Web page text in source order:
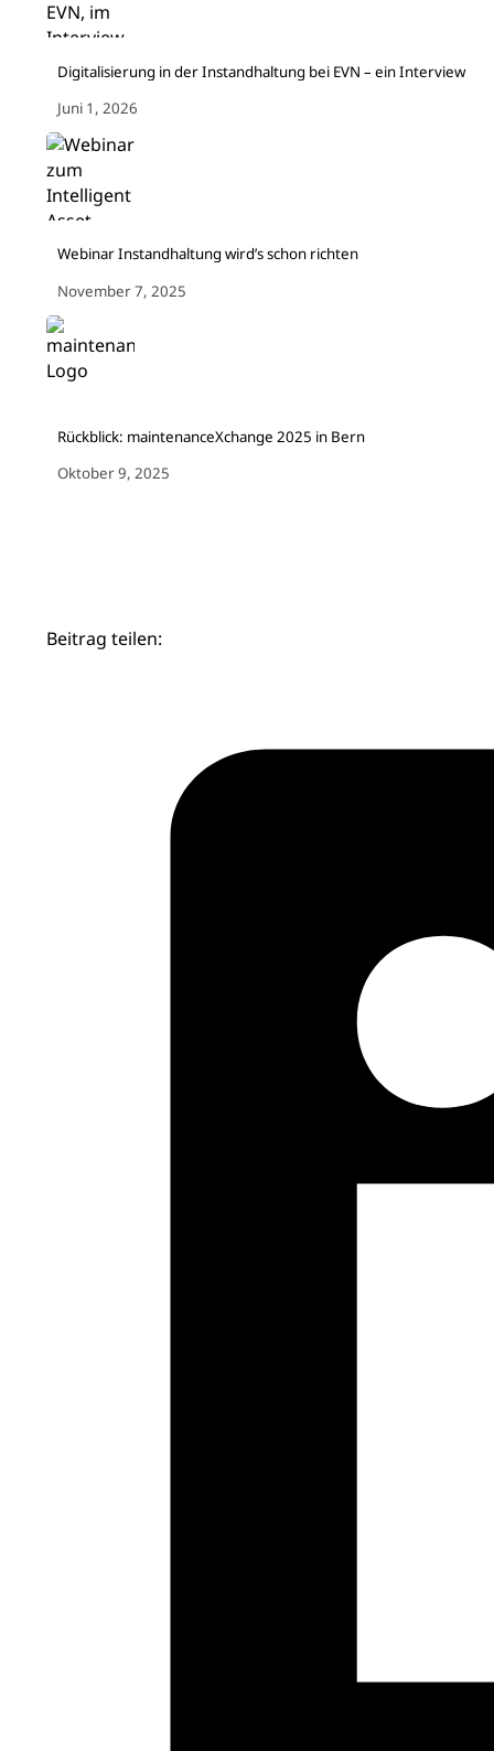
Digitalisierung in der Instandhaltung bei EVN – ein Interview
Juni 1, 2026
Webinar Instandhaltung wird’s schon richten
November 7, 2025
Rückblick: maintenanceXchange 2025 in Bern
Oktober 9, 2025
Beitrag teilen: